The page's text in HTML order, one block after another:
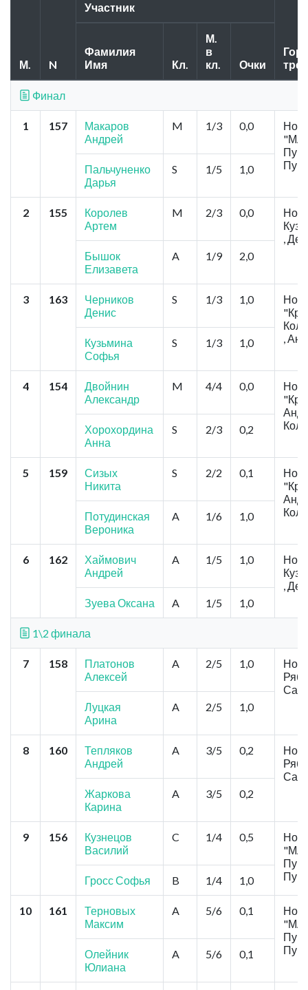
М. N
Участник
Фамилия
Имя
Кл.
М.
в
кл.
Очки
Финал
1 157
Макаров
Андрей
M 1/3 0,0
Пальчуненко
Дарья
S 1/5 1,0
2 155
Королев
Артем
M 2/3 0,0
,
Бышок
Елизавета
A 1/9 2,0
3 163
Черников
Денис
S 1/3 1,0
,
Кузьмина
Софья
S 1/3 1,0
4 154
Двойнин
Александр
M 4/4 0,0
Хорохордина
Анна
S 2/3 0,2
5 159
Сизых
Никита
S 2/2 0,1
Потудинская
Вероника
A 1/6 1,0
6 162
Хаймович
Андрей
A 1/5 1,0
,
Зуева Оксана
A 1/5 1,0
1\2 финала
7 158
Платонов
Алексей
A 2/5 1,0
Луцкая
Арина
A 2/5 1,0
8 160
Тепляков
Андрей
A 3/5 0,2
Жаркова
Карина
A 3/5 0,2
9 156
Кузнецов
Василий
C 1/4 0,5
Гросс Софья B 1/4 1,0
10 161
Терновых
Максим
A 5/6 0,1
Олейник
Юлиана
A 5/6 0,1